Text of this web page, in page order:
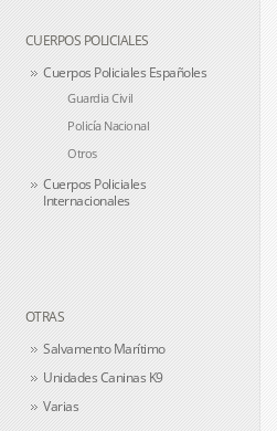
CUERPOS POLICIALES
Cuerpos Policiales Españoles
Guardia Civil
Policía Nacional
Otros
Cuerpos Policiales
Internacionales
OTRAS
Salvamento Marítimo
Unidades Caninas K9
Varias